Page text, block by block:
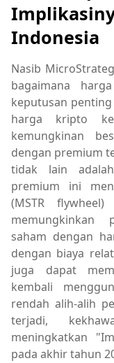
Indonesia
Nasib
bagaimana
keputusan penting
harga kripto
kemungkinan
dengan premium
tidak lain
premium ini
(MSTR
memungkinkan
saham dengan
dengan biaya
juga dapat
kembali
rendah alih-alih
terjadi,
meningkatkan
pada akhir tahun